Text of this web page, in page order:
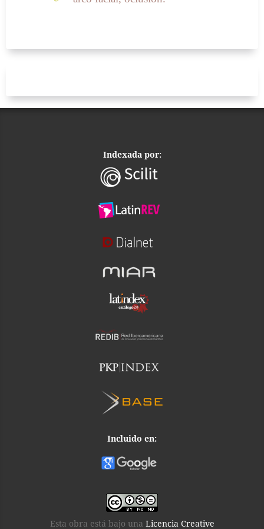
Indexada por:
Incluido en:
Esta obra está bajo una Licencia Creative